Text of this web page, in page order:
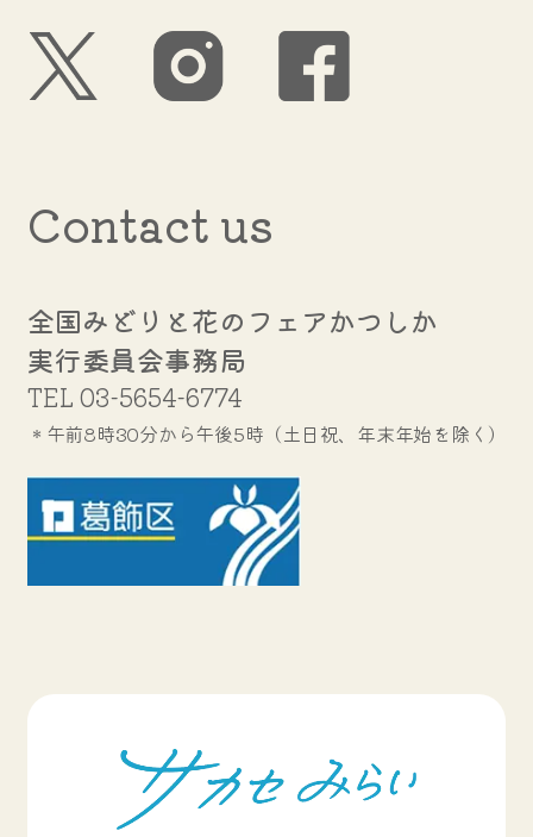
Contact us
全国みどりと花のフェアかつしか
実行委員会事務局
TEL 03-5654-6774
＊午前8時30分から午後5時（土日祝、年末年始を除く）